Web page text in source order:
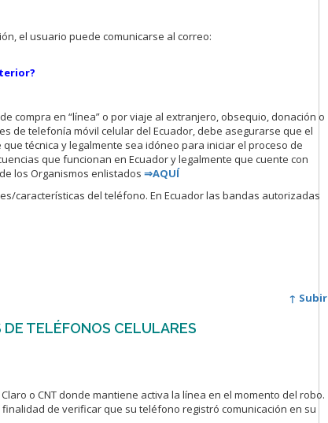
el usuario puede comunicarse al correo:
compra en “línea” o por viaje al extranjero, obsequio, donación o
de telefonía móvil celular del Ecuador, debe asegurarse que el
técnica y legalmente sea idóneo para iniciar el proceso de
que funcionan en Ecuador y legalmente que cuente con
de los Organismos enlistados⇒AQUÍ
características del teléfono. En Ecuador las bandas autorizadas
↑ Subir
TELÉFONOS CELULARES
o CNT donde mantiene activa la línea en el momento del robo.
de verificar que su teléfono registró comunicación en su